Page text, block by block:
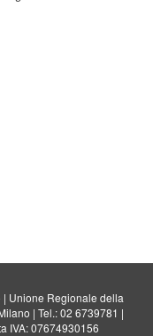
Unione Regionale della
| Tel.: 02 6739781 |
IVA: 07674930156